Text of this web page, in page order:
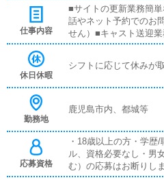
仕事内容
■サイトの更新業務簡
話やネット予約でのお
せん）■キャスト送迎業
休日休暇
シフトに応じて休みが
勤務地
鹿児島市内、都城等
応募資格
・18歳以上の方・学歴
ル、資格必要なし・男
む）の応募はお断りしま